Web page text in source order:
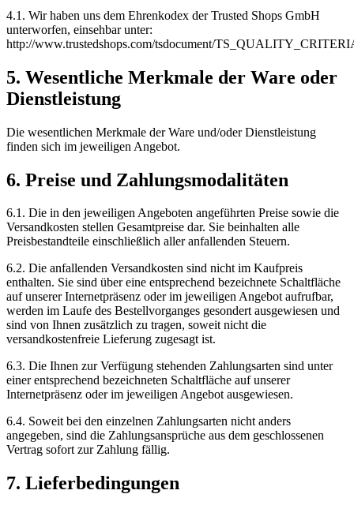
4.1. Wir haben uns dem Ehrenkodex der Trusted Shops GmbH
unterworfen, einsehbar unter:
http://www.trustedshops.com/tsdocument/
5. Wesentliche Merkmale der Ware oder
Dienstleistung
Die wesentlichen Merkmale der Ware und/oder Dienstleistung
finden sich im jeweiligen Angebot.
6. Preise und Zahlungsmodalitäten
6.1. Die in den jeweiligen Angeboten angeführten Preise sowie die
Versandkosten stellen Gesamtpreise dar. Sie beinhalten alle
Preisbestandteile einschließlich aller anfallenden Steuern.
6.2. Die anfallenden Versandkosten sind nicht im Kaufpreis
enthalten. Sie sind über eine entsprechend bezeichnete Schaltfläche
auf unserer Internetpräsenz oder im jeweiligen Angebot aufrufbar,
werden im Laufe des Bestellvorganges gesondert ausgewiesen und
sind von Ihnen zusätzlich zu tragen, soweit nicht die
versandkostenfreie Lieferung zugesagt ist.
6.3. Die Ihnen zur Verfügung stehenden Zahlungsarten sind unter
einer entsprechend bezeichneten Schaltfläche auf unserer
Internetpräsenz oder im jeweiligen Angebot ausgewiesen.
6.4. Soweit bei den einzelnen Zahlungsarten nicht anders
angegeben, sind die Zahlungsansprüche aus dem geschlossenen
Vertrag sofort zur Zahlung fällig.
7. Lieferbedingungen